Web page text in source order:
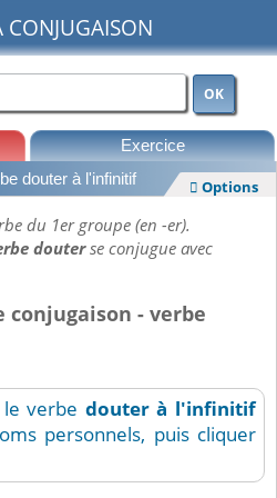
OK
Exercice
douter à l'infinitif  Options
du 1er groupe (en -er).
douterse conjugue avec
- verbe
verbe douter à l'infinitif
personnels, puis cliquer